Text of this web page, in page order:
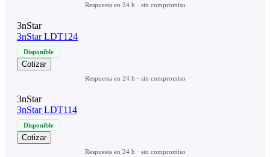
Respuesta en 24 h · sin compromiso
3nStar
3nStar LDT124
Disponible
Cotizar
Respuesta en 24 h · sin compromiso
3nStar
3nStar LDT114
Disponible
Cotizar
Respuesta en 24 h · sin compromiso